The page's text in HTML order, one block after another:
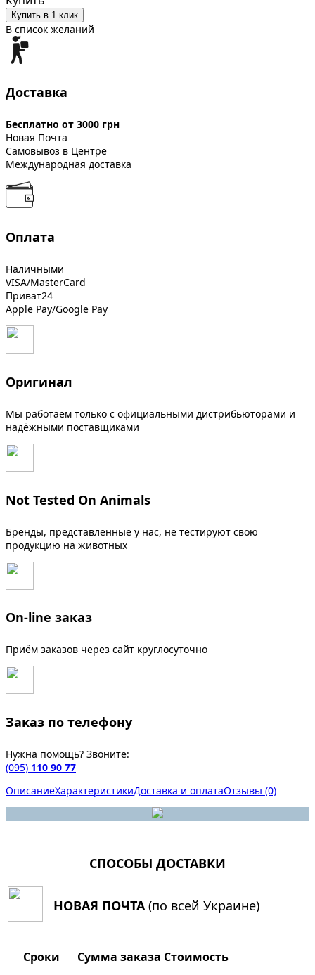
Купить в 1 клик
В список желаний
Доставка
Бесплатно от 3000 грн
Новая Почта
Самовывоз в Центре
Международная доставка
Оплата
Наличными
VISA/MasterCard
Приват24
Apple Pay/Google Pay
Оригинал
Мы работаем только с официальными дистрибьюторами и
надёжными поставщиками
Not Tested On Animals
Бренды, представленные у нас, не тестируют свою
продукцию на животных
On-line заказ
Приём заказов через сайт круглосуточно
Заказ по телефону
Нужна помощь? Звоните:
(095) 110 90 77
ОписаниеХарактеристикиДоставка и оплатаОтзывы (0)
СПОСОБЫ ДОСТАВКИ
НОВАЯ ПОЧТА(по всей Украине)
Сроки Сумма заказа Стоимость